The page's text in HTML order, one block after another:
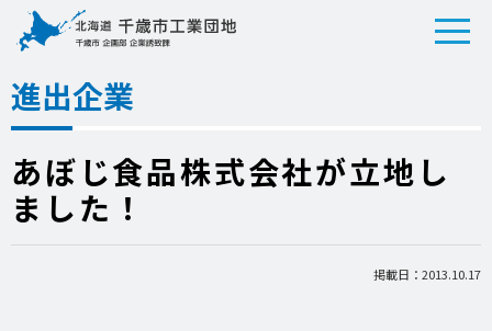
進出企業
あぼじ食品株式会社が立地し
ました！
掲載日：2013.10.17